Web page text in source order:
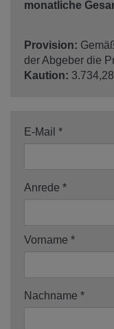
monatliche
Provision:
der Abgeber die
Kaution:
E-Mail
Anrede
Vorname
Nachname